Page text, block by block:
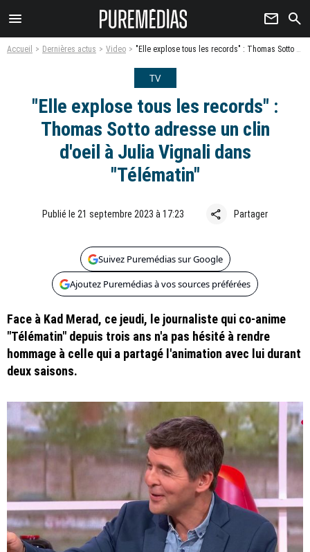
menu newsletter search
Accueil Dernières actus Video "Elle explose tous les records" : Thomas Sotto adresse un clin d'oeil à Julia Vignali dans "Télématin"
TV
"Elle explose tous les records" :
Thomas Sotto adresse un clin
d'oeil à Julia Vignali dans
"Télématin"
Publié le 21 septembre 2023 à 17:23 share Partager
Suivez Puremédias sur Google
Ajoutez Puremédias à vos sources préférées
Face à Kad Merad, ce jeudi, le journaliste qui co-anime
"Télématin" depuis trois ans n'a pas hésité à rendre
hommage à celle qui a partagé l'animation avec lui durant
deux saisons.